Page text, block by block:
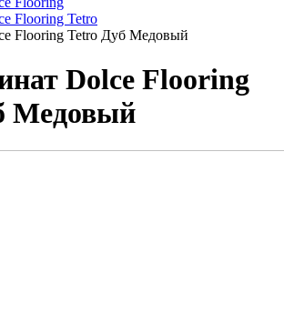
Flooring Tetro
Flooring Tetro Дуб Медовый
Dolce Flooring
Медовый